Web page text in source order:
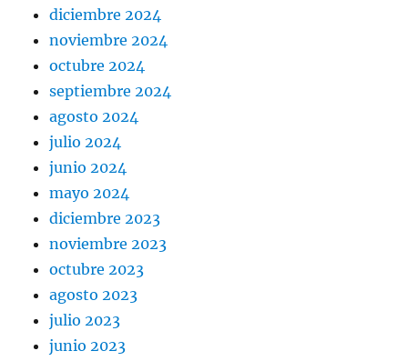
diciembre 2024
noviembre 2024
octubre 2024
septiembre 2024
agosto 2024
julio 2024
junio 2024
mayo 2024
diciembre 2023
noviembre 2023
octubre 2023
agosto 2023
julio 2023
junio 2023